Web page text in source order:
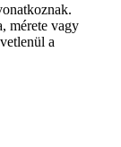
mérete vagy
a